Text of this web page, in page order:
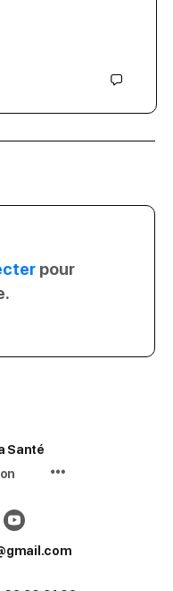
pour
Santé